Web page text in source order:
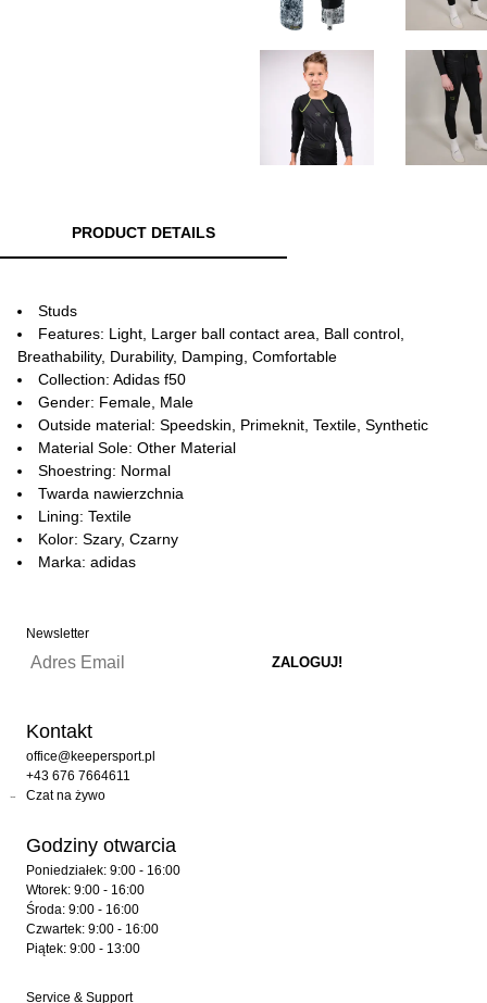
PRODUCT DETAILS
Studs
Features: Light, Larger ball contact area, Ball control,
Breathability, Durability, Damping, Comfortable
Collection: Adidas f50
Gender: Female, Male
Outside material: Speedskin, Primeknit, Textile, Synthetic
Material Sole: Other Material
Shoestring: Normal
Twarda nawierzchnia
Lining: Textile
Kolor: Szary, Czarny
Marka: adidas
Newsletter
Kontakt
office@keepersport.pl
+43 676 7664611
Czat na żywo
Godziny otwarcia
Poniedziałek: 9:00 - 16:00
Wtorek: 9:00 - 16:00
Środa: 9:00 - 16:00
Czwartek: 9:00 - 16:00
Piątek: 9:00 - 13:00
Service & Support